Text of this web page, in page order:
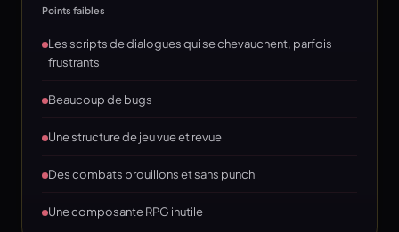
Points faibles
Les scripts de dialogues qui se chevauchent, parfois
frustrants
Beaucoup de bugs
Une structure de jeu vue et revue
Des combats brouillons et sans punch
Une composante RPG inutile